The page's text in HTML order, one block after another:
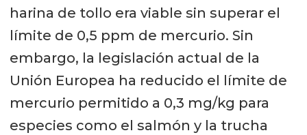
harina de tollo era viable sin superar el
límite de 0,5 ppm de mercurio. Sin
embargo, la legislación actual de la
Unión Europea ha reducido el límite de
mercurio permitido a 0,3 mg/kg para
especies como el salmón y la trucha